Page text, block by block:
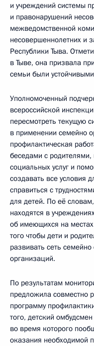
и учреждений системы
и правонарушений
межведомственной
несовершеннолетних и
Республики Тыва.
в Тыве, она призвала
семьи были
Уполномоченный
всероссийской
пересмотреть текущую
в применении семейно
профилактическая
беседами с
социальных услуг и
создавать все условия
справиться с
для детей. По её
находятся в
об имеющихся на
того чтобы дети и
развивать сеть
организаций.
По результатам
предложила совместно
программу
того, детский
во время которого
оказания необходимой